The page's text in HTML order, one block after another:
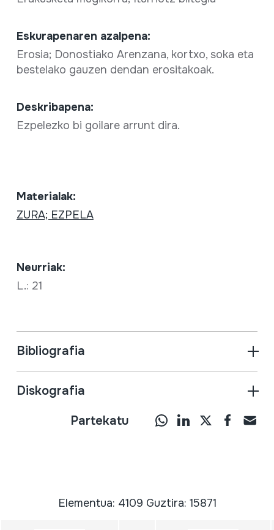
Eskurapenaren azalpena:
Erosia; Donostiako Arenzana, kortxo, soka eta
bestelako gauzen dendan erositakoak.
Deskribapena:
Ezpelezko bi goilare arrunt dira.
Materialak:
ZURA; EZPELA
Neurriak:
L.: 21
Bibliografia
Diskografia
Partekatu
Elementua: 4109 Guztira: 15871